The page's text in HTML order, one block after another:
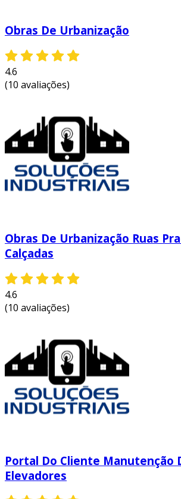
Obras De Urbanização
4.6
(10 avaliações)
Obras De Urbanização Ruas
Calçadas
4.6
(10 avaliações)
Portal Do Cliente Manutenção
Elevadores